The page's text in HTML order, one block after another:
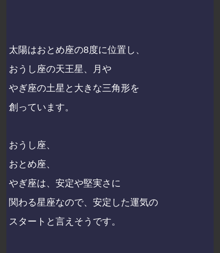
太陽はおとめ座の8度に位置し、
おうし座の天王星、月や
やぎ座の土星と大きな三角形を
創っています。
おうし座、
おとめ座、
やぎ座は、安定や堅実さに
関わる星座なので、安定した運気の
スタートと言えそうです。